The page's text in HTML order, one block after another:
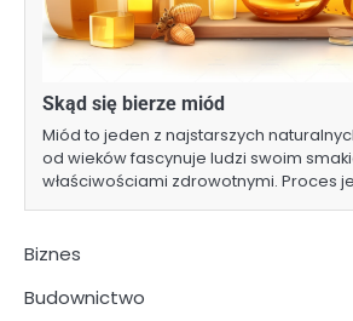
Skąd się bierze miód
Miód to jeden z najstarszych
od wieków fascynuje ludzi swoim
właściwościami zdrowotnymi. Proces
Biznes
Budownictwo